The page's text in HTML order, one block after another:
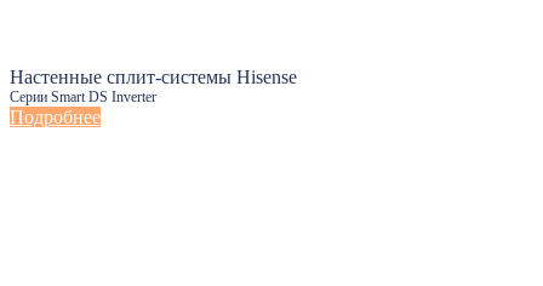
Настенные сплит-системы Hisense
Серии Smart DS Inverter
Подробнее